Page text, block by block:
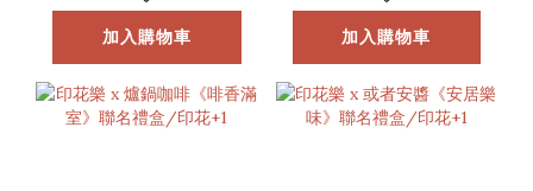
加入購物車 加入購物車